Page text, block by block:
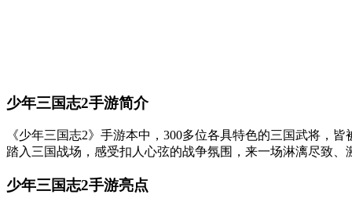
少年三国志2手游简介
《少年三国志2》手游本中，300多位各具特色的三国武将，
踏入三国战场，感受扣人心弦的战争氛围，来一场淋漓尽致、
少年三国志2手游亮点